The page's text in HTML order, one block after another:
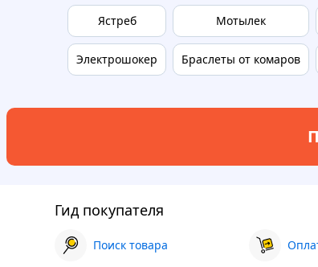
Ястреб
Электрошокер
Мотылек
Браслеты от комаров
Гид покупателя
Поиск товара